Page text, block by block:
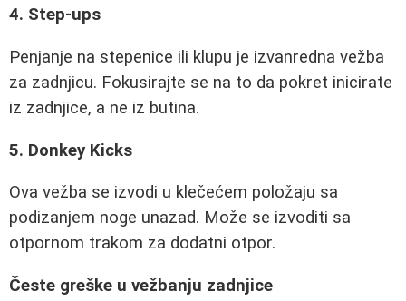
4. Step-ups
Penjanje na stepenice ili klupu je izvanredna vežba
za zadnjicu. Fokusirajte se na to da pokret inicirate
iz zadnjice, a ne iz butina.
5. Donkey Kicks
Ova vežba se izvodi u klečećem položaju sa
podizanjem noge unazad. Može se izvoditi sa
otpornom trakom za dodatni otpor.
Česte greške u vežbanju zadnjice